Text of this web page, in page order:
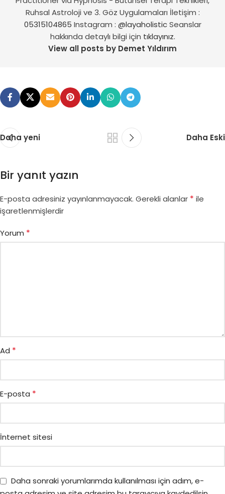
Ruhsal Astroloji ve 3. Göz Uygulamaları İletişim :
05315104865 Instagram : @layaholisticSeanslar
hakkında detaylı bilgi için tıklayınız.
View all posts by Demet Yıldırım
Daha yeni Daha Eski
Bir yanıt yazın
E-posta adresiniz yayınlanmayacak. Gerekli alanlar * ile
işaretlenmişlerdir
Yorum *
Ad *
E-posta *
İnternet sitesi
Daha sonraki yorumlarımda kullanılması için adım, e-